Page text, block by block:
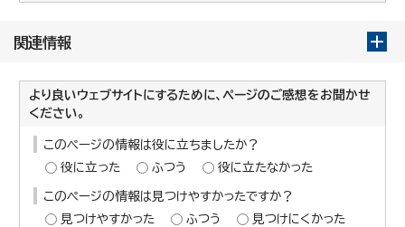
関連情報
より良いウェブサイトにするために、ページのご感想をお聞かせ
ください。
このページの情報は役に立ちましたか？
役に立った
ふつう 役に立たなかった
このページの情報は見つけやすかったですか？
見つけやすかった
ふつう 見つけにくかった